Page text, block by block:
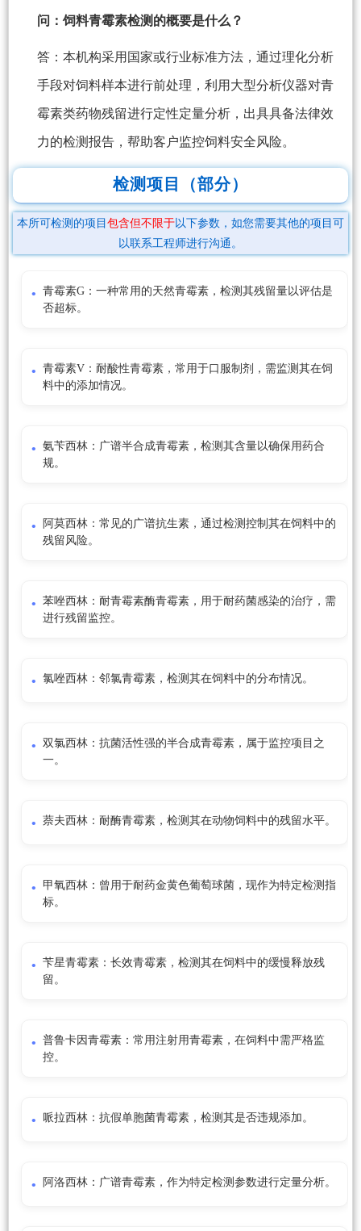
问：饲料青霉素检测的概要是什么？
答：本机构采用国家或行业标准方法，通过理化分析
手段对饲料样本进行前处理，利用大型分析仪器对青
霉素类药物残留进行定性定量分析，出具具备法律效
力的检测报告，帮助客户监控饲料安全风险。
检测项目（部分）
本所可检测的项目 包含但不限于以下参数，如您需要其他的项目可
以联系工程师进行沟通。
青霉素G：一种常用的天然青霉素，检测其残留量以评估是
否超标。
青霉素V：耐酸性青霉素，常用于口服制剂，需监测其在饲
料中的添加情况。
氨苄西林：广谱半合成青霉素，检测其含量以确保用药合
规。
阿莫西林：常见的广谱抗生素，通过检测控制其在饲料中的
残留风险。
苯唑西林：耐青霉素酶青霉素，用于耐药菌感染的治疗，需
进行残留监控。
氯唑西林：邻氯青霉素，检测其在饲料中的分布情况。
双氯西林：抗菌活性强的半合成青霉素，属于监控项目之
一。
萘夫西林：耐酶青霉素，检测其在动物饲料中的残留水平。
甲氧西林：曾用于耐药金黄色葡萄球菌，现作为特定检测指
标。
苄星青霉素：长效青霉素，检测其在饲料中的缓慢释放残
留。
普鲁卡因青霉素：常用注射用青霉素，在饲料中需严格监
控。
哌拉西林：抗假单胞菌青霉素，检测其是否违规添加。
阿洛西林：广谱青霉素，作为特定检测参数进行定量分析。